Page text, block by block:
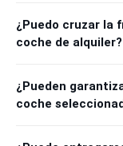
¿Puedo cruzar la
coche de alquiler?
¿Pueden
coche